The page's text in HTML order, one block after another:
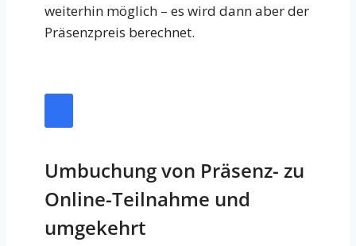
weiterhin möglich – es wird dann aber der
Präsenzpreis berechnet.
Umbuchung von Präsenz- zu
Online-Teilnahme und
umgekehrt